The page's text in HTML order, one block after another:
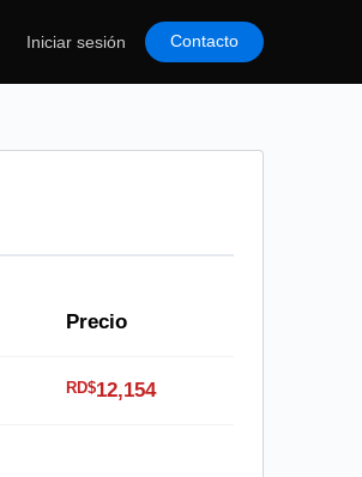
Iniciar sesión Contacto
Precio
RD$12,154